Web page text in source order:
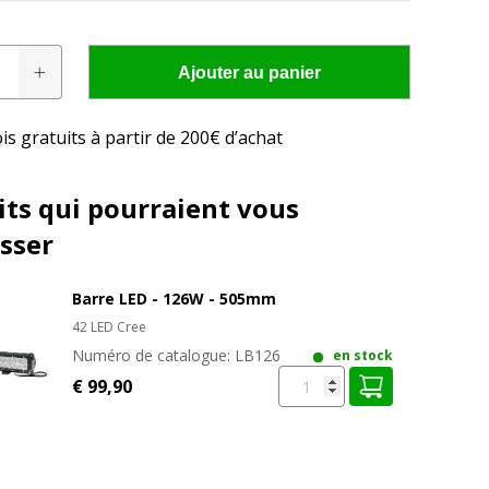
LED adaptée à votre tracteur en seulement quelques
Ajouter au panier
gratuits à partir de 200€ d’achat
qui pourraient vous
Barre LED - 126W - 505mm
42 LED Cree
Numéro de catalogue: LB126 en stock
€ 99,90